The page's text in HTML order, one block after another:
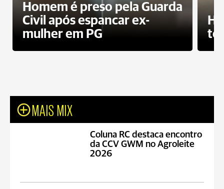
Homem é preso pela Guarda
Civil após espancar ex-
mulher em PG
MAIS MIX
Coluna RC destaca encontro
da CCV GWM no Agroleite
2026